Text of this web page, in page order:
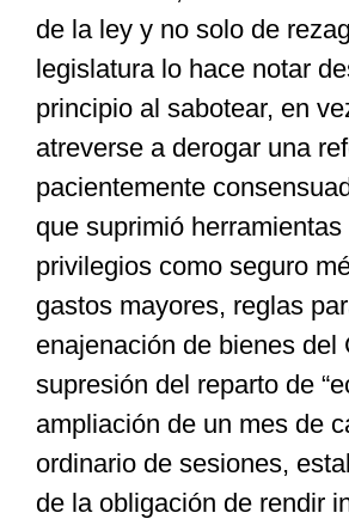
de la ley y no solo de
legislatura lo hace notar
principio al sabotear, en
atreverse a derogar una
pacientemente
que suprimió
privilegios como seguro
gastos mayores, reglas
enajenación de bienes del
supresión del reparto de
ampliación de un mes de
ordinario de sesiones,
de la obligación de rendir